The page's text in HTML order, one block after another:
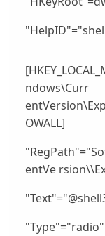
ndows\Curr
OWALL]
entVe
"Type"="radio"